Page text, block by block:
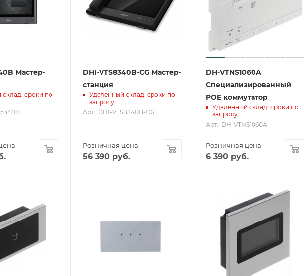
Мастер-
сроки по
DHI-VTS8340B-CG Мастер-
станция
Удаленный склад: сроки по
запросу
Арт.: DHI-VTS8340B-CG
Розничная цена
56 390 руб.
DH-VTNS1060A
Специализированный
POE коммутатор
Удаленный склад: сроки по
запросу
Арт.: DH-VTNS1060A
Розничная цена
6 390руб.